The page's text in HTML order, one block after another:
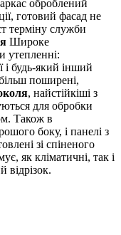
оброблений
готовий фасад не
терміну служби
Широке
утепленні:
і будь-який інший
поширені,
, найстійкіші з
для обробки
Також в
боку, і панелі з
зі спіненого
як кліматичні, так і
відрізок.